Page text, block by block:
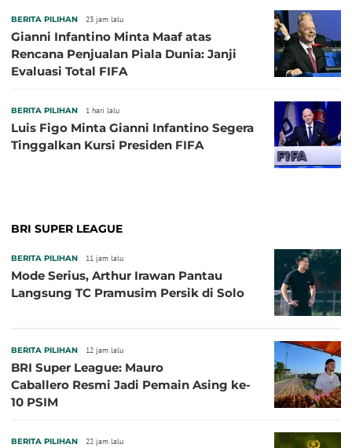
BERITA PILIHAN 23 jam lalu
Gianni Infantino Minta Maaf atas
Rencana Penjualan Piala Dunia: Janji
Evaluasi Total FIFA
BERITA PILIHAN 1 hari lalu
Luis Figo Minta Gianni Infantino Segera
Tinggalkan Kursi Presiden FIFA
BRI SUPER LEAGUE
BERITA PILIHAN 11 jam lalu
Mode Serius, Arthur Irawan Pantau
Langsung TC Pramusim Persik di Solo
BERITA PILIHAN 12 jam lalu
BRI Super League: Mauro
Caballero Resmi Jadi Pemain Asing ke-
10 PSIM
BERITA PILIHAN 22 jam lalu